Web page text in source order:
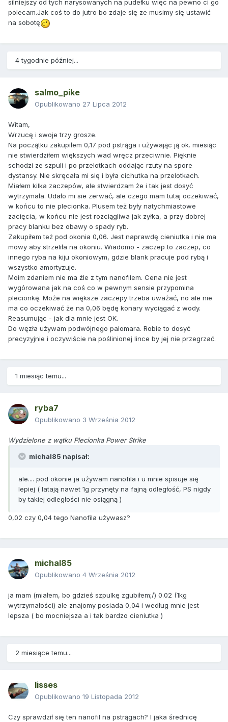
silniejszy od tych narysowanych na pudełku więc na pewno ci go
polecam.Jak coś to do jutro bo zdaje się ze musimy się ustawić
na sobotę
4 tygodnie później...
salmo_pike
Opublikowano 27 Lipca 2012
Witam,
Wrzucę i swoje trzy grosze.
Na początku zakupiłem 0,17 pod pstrąga i używając ją ok. miesiąc
nie stwierdziłem większych wad wręcz przeciwnie. Pięknie
schodzi ze szpuli i po przelotkach oddając rzuty na spore
dystansy. Nie skręcała mi się i była cichutka na przelotkach.
Miałem kilka zaczepów, ale stwierdzam że i tak jest dosyć
wytrzymała. Udało mi sie zerwać, ale czego mam tutaj oczekiwać,
w końcu to nie plecionka. Plusem też były natychmiastowe
zacięcia, w końcu nie jest rozciągliwa jak zyłka, a przy dobrej
pracy blanku bez obawy o spady ryb.
Zakupiłem też pod okonia 0,06. Jest naprawdę cieniutka i nie ma
mowy aby strzeliła na okoniu. Wiadomo - zaczep to zaczep, co
innego ryba na kiju okoniowym, gdzie blank pracuje pod rybą i
wszystko amortyzuje.
Moim zdaniem nie ma źle z tym nanofilem. Cena nie jest
wygórowana jak na coś co w pewnym sensie przypomina
plecionkę. Może na większe zaczepy trzeba uważać, no ale nie
ma co oczekiwać że na 0,06 będę konary wyciągać z wody.
Reasumując - jak dla mnie jest OK.
Do węzła używam podwójnego palomara. Robie to dosyć
precyzyjnie i oczywiście na poślinionej lince by jej nie przegrzać.
1 miesiąc temu...
ryba7
Opublikowano 3 Września 2012
Wydzielone z wątku Plecionka Power Strike
michal85 napisał:
ale.... pod okonie ja używam nanofila i u mnie spisuje się
lepiej ( latają nawet 1g przynęty na fajną odległość, PS nigdy
by takiej odległości nie osiągną )
0,02 czy 0,04 tego Nanofila używasz?
michal85
Opublikowano 4 Września 2012
ja mam (miałem, bo gdzieś szpulkę zgubiłem;/) 0.02 (1kg
wytrzymałości) ale znajomy posiada 0,04 i według mnie jest
lepsza ( bo mocniejsza a i tak bardzo cieniutka )
2 miesiące temu...
lisses
Opublikowano 19 Listopada 2012
Czy sprawdził się ten nanofil na pstrągach? I jaka średnicę